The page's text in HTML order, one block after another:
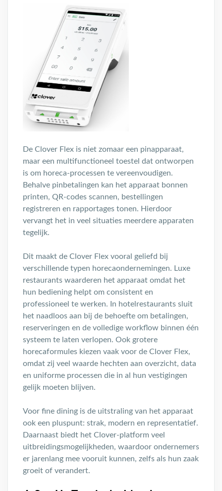
De Clover Flex is niet zomaar een pinapparaat,
maar een multifunctioneel toestel dat ontworpen
is om horeca-processen te vereenvoudigen.
Behalve pinbetalingen kan het apparaat bonnen
printen, QR-codes scannen, bestellingen
registreren en rapportages tonen. Hierdoor
vervangt het in veel situaties meerdere apparaten
tegelijk.
Dit maakt de Clover Flex vooral geliefd bij
verschillende typen horecaondernemingen. Luxe
restaurants waarderen het apparaat omdat het
hun bediening helpt om consistent en
professioneel te werken. In hotelrestaurants sluit
het naadloos aan bij de behoefte om betalingen,
reserveringen en de volledige workflow binnen één
systeem te laten verlopen. Ook grotere
horecaformules kiezen vaak voor de Clover Flex,
omdat zij veel waarde hechten aan overzicht, data
en uniforme processen die in al hun vestigingen
gelijk moeten blijven.
Voor fine dining is de uitstraling van het apparaat
ook een pluspunt: strak, modern en representatief.
Daarnaast biedt het Clover-platform veel
uitbreidingsmogelijkheden, waardoor ondernemers
er jarenlang mee vooruit kunnen, zelfs als hun zaak
groeit of verandert.